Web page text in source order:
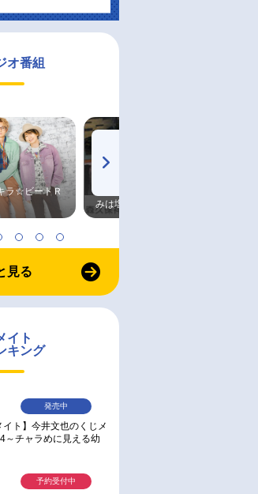
オ番組
ラ☆ビートＲ
みは塩だけ
見る
イト
キング
イト】今井文也のくじメ
～チャラめに見える幼
は一途で独占欲が強いん
発売中
予約受付中